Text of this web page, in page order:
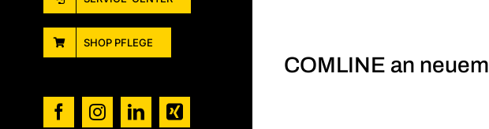
SHOP PFLEGE
FacebookInstagramLinkedIn
Xing
COMLINE an